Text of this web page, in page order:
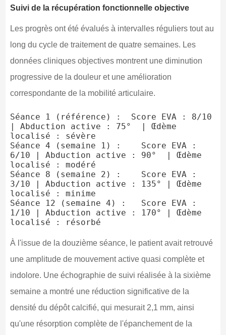
Suivi de la récupération fonctionnelle objective
Les progrès ont été évalués à intervalles réguliers tout au
long du cycle de traitement de quatre semaines. Les
données cliniques objectives montrent une diminution
progressive de la douleur et une amélioration
correspondante de la mobilité articulaire.
Séance 1 (référence) :  Score EVA : 8/10
| Abduction active : 75°  | Œdème
localisé : sévère
Séance 4 (semaine 1) :    Score EVA :
6/10 | Abduction active : 90°  | Œdème
localisé : modéré
Séance 8 (semaine 2) :    Score EVA :
3/10 | Abduction active : 135° | Œdème
localisé : minime
Séance 12 (semaine 4) :   Score EVA :
1/10 | Abduction active : 170° | Œdème
À l'issue de la douzième séance, le patient avait retrouvé
une amplitude de mouvement active quasi complète et
indolore. Une échographie de suivi réalisée à la sixième
semaine a montré une réduction significative de la
densité du dépôt calcifié, qui mesurait 2,1 mm, ainsi
qu'une résorption complète de l'épanchement de la